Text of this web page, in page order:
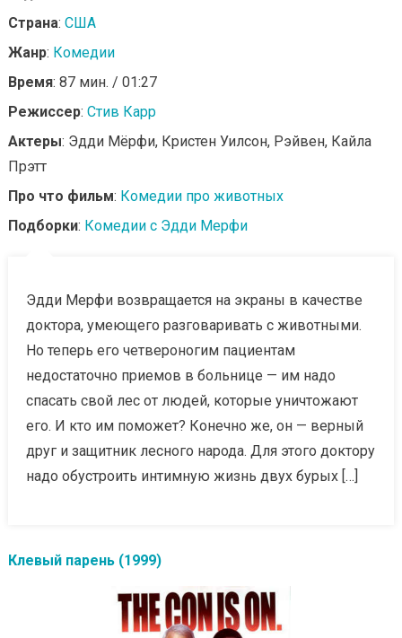
Страна: США
Жанр: Комедии
Время: 87 мин. / 01:27
Режиссер: Стив Карр
Актеры: Эдди Мёрфи, Кристен Уилсон, Рэйвен, Кайла
Прэтт
Про что фильм: Комедии про животных
Подборки: Комедии с Эдди Мерфи
Эдди Мерфи возвращается на экраны в качестве
доктора, умеющего разговаривать с животными.
Но теперь его четвероногим пациентам
недостаточно приемов в больнице — им надо
спасать свой лес от людей, которые уничтожают
его. И кто им поможет? Конечно же, он — верный
друг и защитник лесного народа. Для этого доктору
надо обустроить интимную жизнь двух бурых […]
Клевый парень (1999)